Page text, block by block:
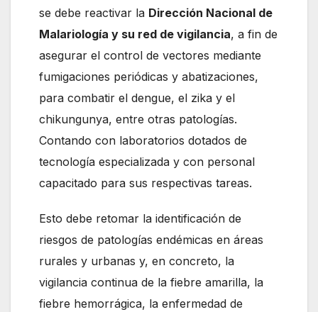
se debe reactivar la Dirección Nacional de
Malariología y su red de vigilancia, a fin de
asegurar el control de vectores mediante
fumigaciones periódicas y abatizaciones,
para combatir el dengue, el zika y el
chikungunya, entre otras patologías.
Contando con laboratorios dotados de
tecnología especializada y con personal
capacitado para sus respectivas tareas.
Esto debe retomar la identificación de
riesgos de patologías endémicas en áreas
rurales y urbanas y, en concreto, la
vigilancia continua de la fiebre amarilla, la
fiebre hemorrágica, la enfermedad de